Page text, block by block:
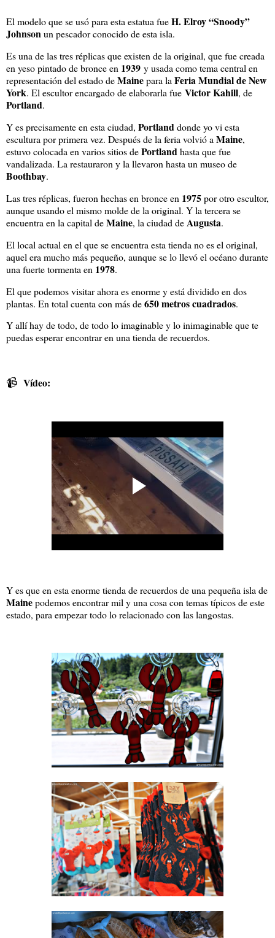
El modelo que se usó para esta estatua fueH. Elroy “Snoody”
Johnsonun pescador conocido de esta isla.
Es una de las tres réplicas que existen de la original, que fue creada
en yeso pintado de bronce en 1939 y usada como tema central en
representación del estado deMainepara laFeria Mundial de New
York. El escultor encargado de elaborarla fue Victor Kahill, de
Portland.
Y es precisamente en esta ciudad, Portlanddonde yo vi esta
escultura por primera vez. Después de la feria volvió a Maine,
estuvo colocada en varios sitios dePortlandhasta que fue
vandalizada. La restauraron y la llevaron hasta un museo de
Boothbay.
Las tres réplicas, fueron hechas en bronce en 1975por otro escultor,
aunque usando el mismo molde de la original. Y la tercera se
encuentra en la capital deMaine, la ciudad deAugusta.
El local actual en el que se encuentra esta tienda no es el original,
aquel era mucho más pequeño, aunque se lo llevó el océano durante
una fuerte tormenta en 1978.
El que podemos visitar ahora es enorme y está dividido en dos
plantas. En total cuenta con más de650 metros cuadrados.
Y allí hay de todo, de todo lo imaginable y lo inimaginable que te
puedas esperar encontrar en una tienda de recuerdos.
📹 Vídeo:
Y es que en esta enorme tienda de recuerdos de una pequeña isla de
Mainepodemos encontrar mil y una cosa con temas típicos de este
estado, para empezar todo lo relacionado con las langostas.